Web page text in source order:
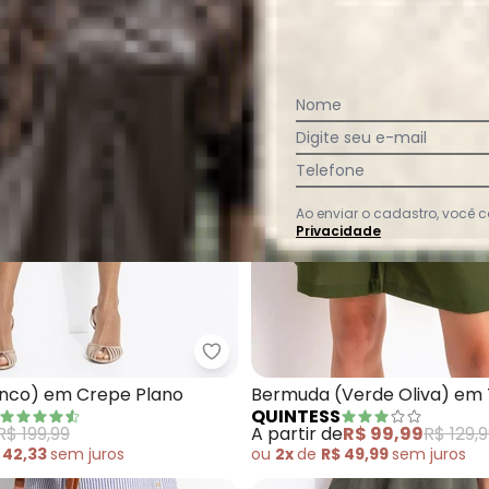
( Xadrez Grid) Tecido AlfaiatariaQuintess - Short (Branco) em
em Crepe Plano
199,99
42,33sem juros
Bermuda (Verde Oliva) em
Linho
QUINTESS
A partir deR$ 99,99R$
ou 2xde R$ 49,99sem juros
Nome
Digite seu e-mail
Telefone
Ao enviar o cadastro, você
Privacidade